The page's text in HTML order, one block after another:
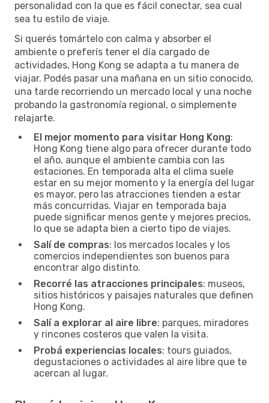
personalidad con la que es fácil conectar, sea cual
sea tu estilo de viaje.
Si querés tomártelo con calma y absorber el
ambiente o preferís tener el día cargado de
actividades, Hong Kong se adapta a tu manera de
viajar. Podés pasar una mañana en un sitio conocido,
una tarde recorriendo un mercado local y una noche
probando la gastronomía regional, o simplemente
relajarte.
El mejor momento para visitar Hong Kong:
Hong Kong tiene algo para ofrecer durante todo
el año, aunque el ambiente cambia con las
estaciones. En temporada alta el clima suele
estar en su mejor momento y la energía del lugar
es mayor, pero las atracciones tienden a estar
más concurridas. Viajar en temporada baja
puede significar menos gente y mejores precios,
lo que se adapta bien a cierto tipo de viajes.
Salí de compras: los mercados locales y los
comercios independientes son buenos para
encontrar algo distinto.
Recorré las atracciones principales: museos,
sitios históricos y paisajes naturales que definen
Hong Kong.
Salí a explorar al aire libre: parques, miradores
y rincones costeros que valen la visita.
Probá experiencias locales: tours guiados,
degustaciones o actividades al aire libre que te
acercan al lugar.